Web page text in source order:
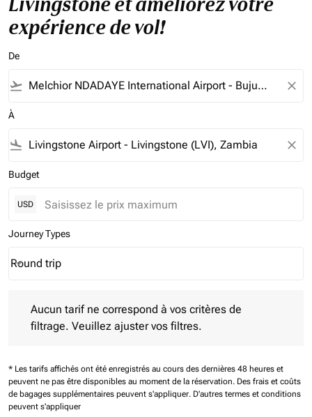
expérience de vol!
De
flight_takeoff close
À
flight_land close
Budget
USD
Journey Types
Journey Types option Round trip Selected
Round trip
keyboard_arrow_down
Aucun tarif ne correspond à vos critères de
filtrage. Veuillez ajuster vos filtres.
* Les tarifs affichés ont été enregistrés au cours des dernières 48 heures et
peuvent ne pas être disponibles au moment de la réservation. Des frais et coûts
de bagages supplémentaires peuvent s'appliquer. D'autres termes et conditions
peuvent s'appliquer